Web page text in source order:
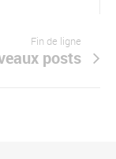
Fin de ligne
posts